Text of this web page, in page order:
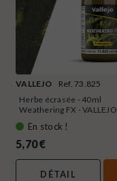
VALLEJO
Ref. 73.825
Herbe écrasée - 40ml
Weathering FX - VALLEJO
En stock !
5,70 €
DÉTAIL